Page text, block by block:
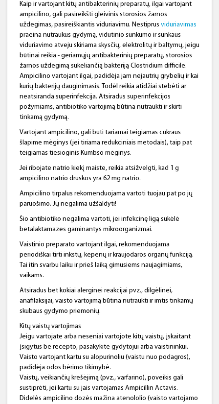
Kaip ir vartojant kitų antibakterinių preparatų, ilgai vartojant
ampicilino, gali pasireikšti gleivinis storosios žarnos
uždegimas, pasireiškiantis viduriavimu. Nestiprus viduriavimas
praeina nutraukus gydymą, vidutinio sunkumo ir sunkaus
viduriavimo atveju skiriama skysčių, elektrolitų ir baltymų, jeigu
būtinai reikia - geriamųjų antibakterinių preparatų, storosios
žarnos uždegimą sukeliančią bakteriją Clostridium difficile.
Ampicilino vartojant ilgai, padidėja jam nejautrių grybelių ir kai
kurių bakterijų dauginimasis. Todėl reikia atidžiai stebėti ar
neatsiranda superinfekcija. Atsiradus superinfekcijos
požymiams, antibiotiko vartojimą būtina nutraukti ir skirti
tinkamą gydymą.
Vartojant ampicilino, gali būti tariamai teigiamas cukraus
šlapime mėginys (jei tiriama redukciniais metodais), taip pat
teigiamas tiesioginis Kumbso mėginys.
Jei ribojate natrio kiekį maiste, reikia atsižvelgti, kad 1 g
ampicilino natrio druskos yra 62 mg natrio.
Ampicilino tirpalus rekomenduojama vartoti tuojau pat po jų
paruošimo. Jų negalima užšaldyti!
Šio antibiotiko negalima vartoti, jei infekcinę ligą sukėlė
betalaktamazes gaminantys mikroorganizmai.
Vaistinio preparato vartojant ilgai, rekomenduojama
periodiškai tirti inkstų, kepenų ir kraujodaros organų funkciją.
Tai itin svarbu laiku ir prieš laiką gimusiems naujagimiams,
vaikams.
Atsiradus bet kokiai alerginei reakcijai pvz., dilgėlinei,
anafilaksijai, vaisto vartojimą būtina nutraukti ir imtis tinkamų
skubaus gydymo priemonių.
Kitų vaistų vartojimas
Jeigu vartojate arba neseniai vartojote kitų vaistų, įskaitant
įsigytus be recepto, pasakykite gydytojui arba vaistininkui.
Vaisto vartojant kartu su alopurinoliu (vaistu nuo podagros),
padidėja odos bėrimo tikimybė.
Vaistų, veikiančių krešėjimą (pvz., varfarino), poveikis gali
sustiprėti, jei kartu su jais vartojamas Ampicillin Actavis.
Didelės ampicilino dozės mažina atenololio (vaisto vartojamo